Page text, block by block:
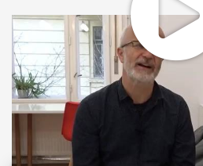
MEGOSZTÁS